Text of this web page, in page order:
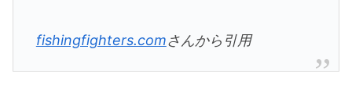
fishingfighters.comさんから引用